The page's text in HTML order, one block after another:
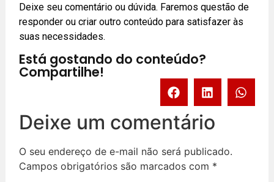
Deixe seu comentário ou dúvida. Faremos questão de
responder ou criar outro conteúdo para satisfazer às
suas necessidades.
Está gostando do conteúdo?
Compartilhe!
Deixe um comentário
O seu endereço de e-mail não será publicado.
Campos obrigatórios são marcados com *